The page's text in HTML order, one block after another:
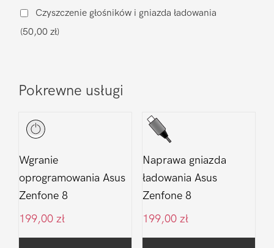
8
Czyszczenie głośników i gniazda ładowania
(50,00 zł)
Pokrewne usługi
Wgranie
oprogramowania Asus
Zenfone 8
199,00 zł
Naprawa gniazda
ładowania Asus
Zenfone 8
199,00 zł